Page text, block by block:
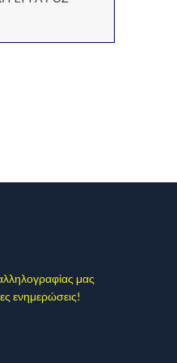
μας
ενημερώσεις!